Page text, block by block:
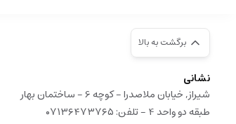
برگشت به بالا
نشانی
شیراز, خیابان ملاصدرا - کوچه 6 - ساختمان بهار
طبقه دو واحد 4 - تلفن: ۰۷۱۳۶۴۷۳۷۶۵